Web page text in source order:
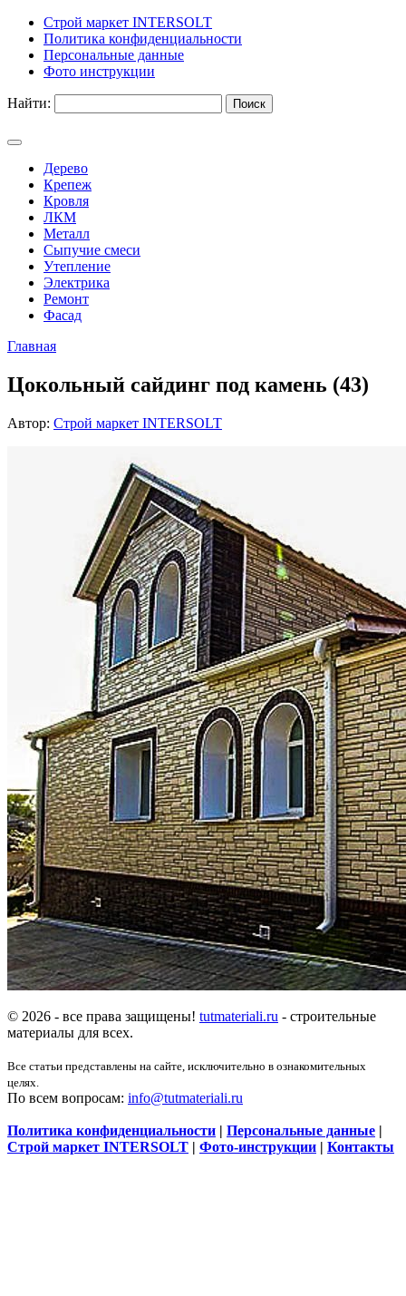
Строй маркет INTERSOLT
Политика конфиденциальности
Персональные данные
Фото инструкции
Найти:
Дерево
Крепеж
Кровля
ЛКМ
Металл
Сыпучие смеси
Утепление
Электрика
Ремонт
Фасад
Главная
Цокольный сайдинг под камень (43)
Автор: Строй маркет INTERSOLT
© 2026 - все права защищены! tutmateriali.ru - строительные
материалы для всех.
Все статьи представлены на сайте, исключительно в ознакомительных
целях.
По всем вопросам: info@tutmateriali.ru
Политика конфиденциальности | Персональные данные |
Строй маркет INTERSOLT | Фото-инструкции | Контакты